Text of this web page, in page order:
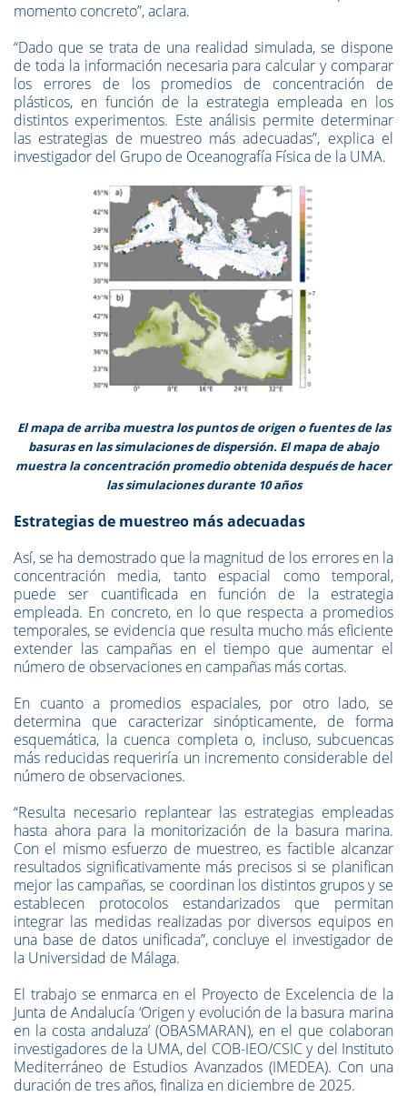
momento concreto”, aclara.
“Dado que se trata de una realidad simulada, se dispone
de toda la información necesaria para calcular y comparar
los errores de los promedios de concentración de
plásticos, en función de la estrategia empleada en los
distintos experimentos. Este análisis permite determinar
las estrategias de muestreo más adecuadas”, explica el
investigador del Grupo de Oceanografía Física de la UMA.
El mapa de arriba muestra los puntos de origen o fuentes de las
basuras en las simulaciones de dispersión. El mapa de abajo
muestra la concentración promedio obtenida después de hacer
las simulaciones durante 10 años
Estrategias de muestreo más adecuadas
Así, se ha demostrado que la magnitud de los errores en la
concentración media, tanto espacial como temporal,
puede ser cuantificada en función de la estrategia
empleada. En concreto, en lo que respecta a promedios
temporales, se evidencia que resulta mucho más eficiente
extender las campañas en el tiempo que aumentar el
número de observaciones en campañas más cortas.
En cuanto a promedios espaciales, por otro lado, se
determina que caracterizar sinópticamente, de forma
esquemática, la cuenca completa o, incluso, subcuencas
más reducidas requeriría un incremento considerable del
número de observaciones.
“Resulta necesario replantear las estrategias empleadas
hasta ahora para la monitorización de la basura marina.
Con el mismo esfuerzo de muestreo, es factible alcanzar
resultados significativamente más precisos si se planifican
mejor las campañas, se coordinan los distintos grupos y se
establecen protocolos estandarizados que permitan
integrar las medidas realizadas por diversos equipos en
una base de datos unificada”, concluye el investigador de
la Universidad de Málaga.
El trabajo se enmarca en el Proyecto de Excelencia de la
Junta de Andalucía ‘Origen y evolución de la basura marina
en la costa andaluza’ (OBASMARAN), en el que colaboran
investigadores de la UMA, del COB-IEO/CSIC y del Instituto
Mediterráneo de Estudios Avanzados (IMEDEA). Con una
duración de tres años, finaliza en diciembre de 2025.